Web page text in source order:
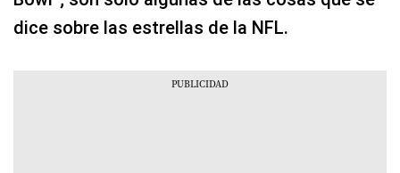
dice sobre las estrellas de la NFL.